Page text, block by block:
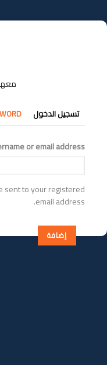
إلى
المحتوى
التبويبات
الأساسية
تسجيل الدخول
or email address
sent to your registered
email address.